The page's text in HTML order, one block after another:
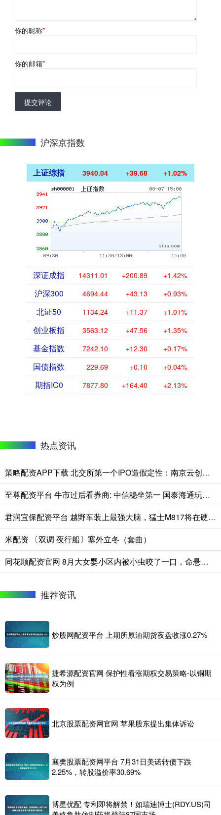
你的昵称*
你的邮箱*
提交评论
沪深京指数
上证综指 3940.04 +39.68 +1.02%
深证成指 14311.01 +200.89 +1.42%
沪深300 4694.44 +43.13 +0.93%
北证50 1134.24 +11.37 +1.01%
创业板指 3563.12 +47.56 +1.35%
基金指数 7242.10 +12.30 +0.17%
国债指数 229.69 +0.10 +0.04%
期指IC0 7877.80 +164.40 +2.13%
热点资讯
策略配资APP下载 北交所第一个IPO造假定性：南京云创被罚1.491亿元董事长张真和总经理刘鹏夫妇或要坐牢！又是中信建投保荐！
至尊配资平台 牛市过后看券商: 中信稳坐第一 国泰海通玩报表 中金估值凭啥贵一倍
君润宜保配资平台 越野车装上最强大脑，猛士M817将在硬派越野赛道掀起智能风暴
米配资 〔双调 夜行船〕塞外立冬（套曲）
同花顺配资官网 8月大女婴小区内被小虫咬了一口，命悬一线！多次抢救，全身换血……
推荐资讯
炒股网配资平台 上期所原油期货夜盘收涨0.27%
捷希源配资官网 保护性看涨期权交易策略-以铜期
权为例
北京股票配资网官网 苹果股东提出集体诉讼
襄樊股票配资网平台 7月31日美诺转债下跌
2.25%，转股溢价率30.69%
博星优配 专利即将解禁！如瑞迪博士(RDY.US)司